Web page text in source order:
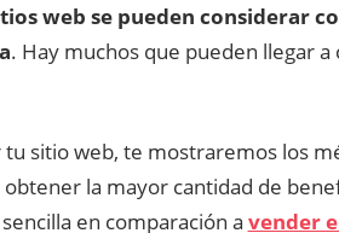
web se pueden considerar
. Hay muchos que pueden llegar a
sitio web, te mostraremos los
la mayor cantidad de
en comparación a vender